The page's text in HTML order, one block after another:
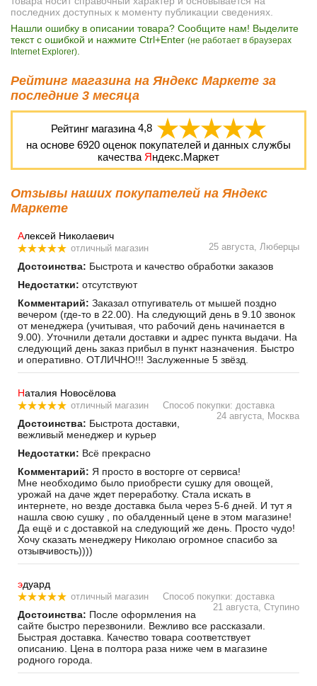
последних доступных к моменту публикации сведениях.
Нашли ошибку в описании товара? Сообщите нам! Выделите
текст с ошибкой и нажмите Ctrl+Enter (не работает в браузерах
Internet Explorer)
Рейтинг магазина на Яндекс Маркете за
последние 3 месяца
Рейтинг магазина 4,8
на основе 6920 оценок покупателей и данных службы
качества Яндекс.Маркет
Отзывы наших покупателей на Яндекс
Маркете
Алексей Николаевич
отличный магазин 25 августа, Люберцы
Достоинства: Быстрота и качество обработки заказов
Недостатки: отсутствуют
Комментарий: Заказал отпугиватель от мышей поздно
вечером (где-то в 22.00). На следующий день в 9.10 звонок
от менеджера (учитывая, что рабочий день начинается в
9.00). Уточнили детали доставки и адрес пункта выдачи. На
следующий день заказ прибыл в пункт назначения. Быстро
и оперативно. ОТЛИЧНО!!! Заслуженные 5 звёзд.
Наталия Новосёлова
отличный магазин
Способ покупки: доставка
24 августа, Москва
Достоинства: Быстрота доставки,
вежливый менеджер и курьер
Недостатки: Всё прекрасно
Комментарий: Я просто в восторге от сервиса!
Мне необходимо было приобрести сушку для овощей,
урожай на даче ждет переработку. Стала искать в
интернете, но везде доставка была через 5-6 дней. И тут я
нашла свою сушку , по обалденный цене в этом магазине!
Да ещё и с доставкой на следующий же день. Просто чудо!
Хочу сказать менеджеру Николаю огромное спасибо за
отзывчивость))))
эдуард
отличный магазин
Способ покупки: доставка
21 августа, Ступино
Достоинства: После оформления на
сайте быстро перезвонили. Вежливо все рассказали.
Быстрая доставка. Качество товара соответствует
описанию. Цена в полтора раза ниже чем в магазине
родного города.